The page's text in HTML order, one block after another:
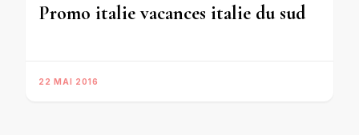
Promo italie vacances italie du sud
22 MAI 2016